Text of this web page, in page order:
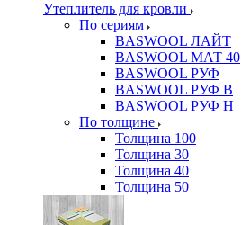
Утеплитель для кровли
По сериям
BASWOOL ЛАЙТ
BASWOOL МАТ 40
BASWOOL РУФ
BASWOOL РУФ В
BASWOOL РУФ Н
По толщине
Толщина 100
Толщина 30
Толщина 40
Толщина 50